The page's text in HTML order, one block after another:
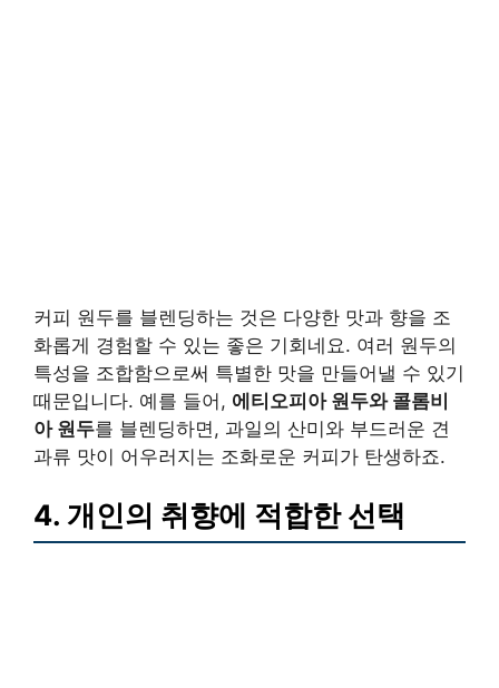
커피 원두를 블렌딩하는 것은 다양한 맛과 향을 조
화롭게 경험할 수 있는 좋은 기회네요. 여러 원두의
특성을 조합함으로써 특별한 맛을 만들어낼 수 있기
때문입니다. 예를 들어, 에티오피아 원두와 콜롬비
아 원두를 블렌딩하면, 과일의 산미와 부드러운 견
과류 맛이 어우러지는 조화로운 커피가 탄생하죠.
4. 개인의 취향에 적합한 선택